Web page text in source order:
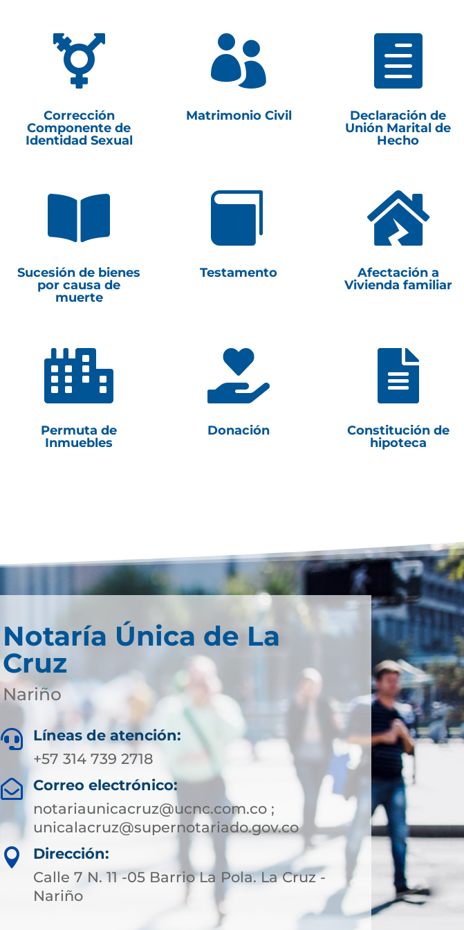

Corrección
Componente de
Identidad Sexual

Matrimonio Civil

Declaración de
Unión Marital de
Hecho

Sucesión de bienes
por causa de
muerte

Testamento

Afectación a
Vivienda familiar

Permuta de
Inmuebles

Donación

Constitución de
hipoteca
Notaría Única de La
Cruz
Nariño

Líneas de atención:
+57 314 739 2718

Correo electrónico:
notariaunicacruz@ucnc.com.co ;
unicalacruz@supernotariado.gov.co

Dirección:
Calle 7 N. 11 -05 Barrio La Pola. La Cruz -
Nariño